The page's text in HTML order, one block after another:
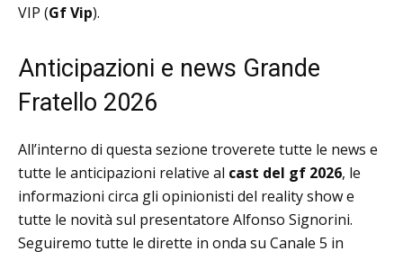
VIP (Gf Vip).
Anticipazioni e news Grande
Fratello 2026
All’interno di questa sezione troverete tutte le news e
tutte le anticipazioni relative al cast del gf 2026, le
informazioni circa gli opinionisti del reality show e
tutte le novità sul presentatore Alfonso Signorini.
Seguiremo tutte le dirette in onda su Canale 5 in